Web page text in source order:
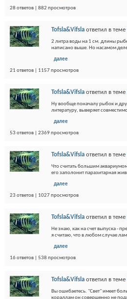
28 ответов | 882 просмотров
Tofsla&Vifsla ответил в теме
2 литра воды на 1 см. длины
написано выше. Но насамом
далее
21 ответов | 1157 просмотров
Tofsla&Vifsla ответил в теме
Ну вообще поначалу рыбок и
литературу, выверяет
далее
53 ответов | 2369 просмотров
Tofsla&Vifsla ответил в теме
Что считать большим
его заполонит паразитарная
далее
23 ответов | 1027 просмотров
Tofsla&Vifsla ответил в теме
Не знаю, как на счет выпуска -
я считаю, что в любом случае
далее
16 ответов | 538 просмотров
Tofsla&Vifsla ответил в теме
Вы ошибаетесь. "Свет" имеет
кораллам он совершенно не